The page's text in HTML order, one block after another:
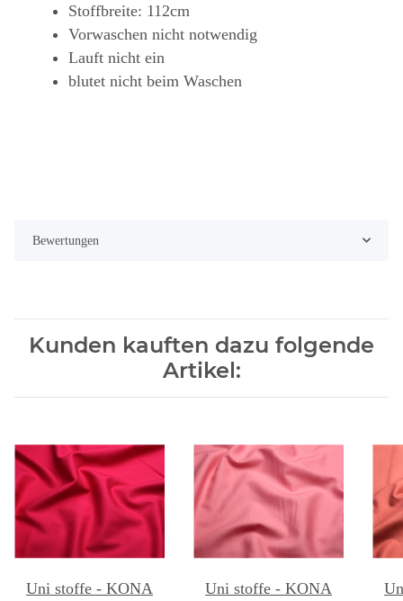
Stoffbreite: 112cm
Vorwaschen nicht notwendig
Lauft nicht ein
blutet nicht beim Waschen
Bewertungen
Kunden kauften dazu folgende
Artikel:
Uni stoffe - KONA
Uni stoffe - KONA